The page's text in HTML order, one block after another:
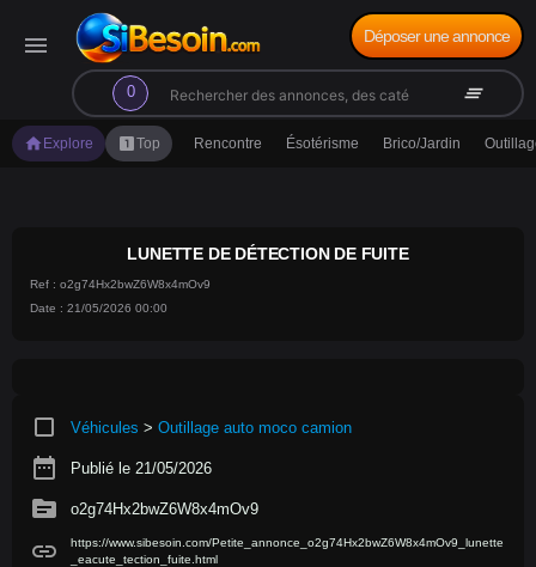
menu
0
search clear_all
Déposer une annonce
home Explore looks_oneTop Rencontre Ésotérisme Brico/Jardin
LUNETTE DE DÉTECTION DE FUITE
Ref : o2g74Hx2bwZ6W8x4mOv9
Date : 21/05/2026 00:00
crop_square Véhicules > Outillage auto moco camion
date_range Publié le 21/05/2026
source o2g74Hx2bwZ6W8x4mOv9
link
https://www.sibesoin.com/Petite_annonce_o2g74Hx2bwZ6W8x4mOv9_lunette
_eacute_tection_fuite.html